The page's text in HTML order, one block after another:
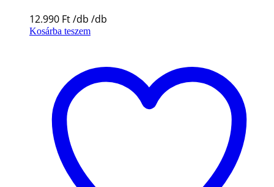
12.990 Ft
Kosárba teszem